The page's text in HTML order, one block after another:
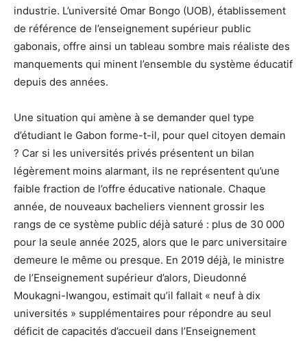
industrie. L’université Omar Bongo (UOB), établissement
de référence de l’enseignement supérieur public
gabonais, offre ainsi un tableau sombre mais réaliste des
manquements qui minent l’ensemble du système éducatif
depuis des années.
Une situation qui amène à se demander quel type
d’étudiant le Gabon forme-t-il, pour quel citoyen demain
? Car si les universités privés présentent un bilan
légèrement moins alarmant, ils ne représentent qu’une
faible fraction de l’offre éducative nationale. Chaque
année, de nouveaux bacheliers viennent grossir les
rangs de ce système public déjà saturé : plus de 30 000
pour la seule année 2025, alors que le parc universitaire
demeure le même ou presque. En 2019 déjà, le ministre
de l’Enseignement supérieur d’alors, Dieudonné
Moukagni-Iwangou, estimait qu’il fallait « neuf à dix
universités » supplémentaires pour répondre au seul
déficit de capacités d’accueil dans l’Enseignement